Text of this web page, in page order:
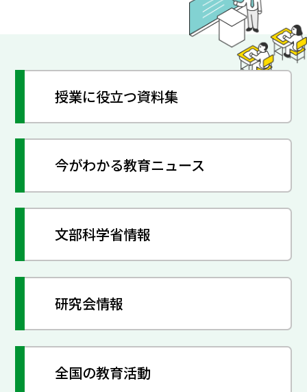
授業に役立つ資料集
今がわかる教育ニュース
文部科学省情報
研究会情報
全国の教育活動